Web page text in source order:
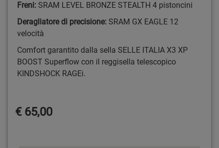
Freni: SRAM LEVEL BRONZE STEALTH 4 pistoncini
Deragliatore di precisione:SRAM GX EAGLE 12
velocità
Comfort garantito dalla sella SELLE ITALIA X3 XP
BOOST Superflow con il reggisella telescopico
KINDSHOCK RAGEi.
€ 65,00